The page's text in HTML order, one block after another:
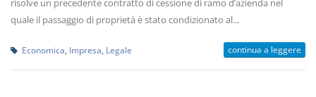
risolve un precedente contratto di cessione di ramo d’azienda nel
quale il passaggio di proprietà è stato condizionato al...
Economica Impresa Legale continua a leggere